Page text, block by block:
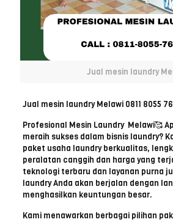
Jual mesin laundry
Jual mesin laundry Melawi 0811 8055
Profesional Mesin Laundry Melawi🥰
meraih sukses dalam bisnis laundry?
paket usaha laundry berkualitas,
peralatan canggih dan harga yang
teknologi terbaru dan layanan purna
laundry Anda akan berjalan dengan
menghasilkan keuntungan besar.
Kami menawarkan berbagai pilihan